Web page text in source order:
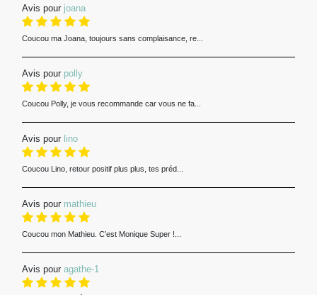
Avis pour joana
Coucou ma Joana, toujours sans complaisance, re...
Avis pour polly
Coucou Polly, je vous recommande car vous ne fa...
Avis pour lino
Coucou Lino, retour positif plus plus, tes préd...
Avis pour mathieu
Coucou mon Mathieu. C’est Monique Super !...
Avis pour agathe-1